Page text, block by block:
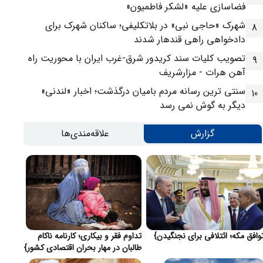
فضاسازی علیه «لشکر فاطمیون»
8 شهرک «حاجی نبی» در بلاتکلیفی؛ ساکنان شهرک برای
دادخواهی راهی قندهار شدند
9 تصویب کلیات سند کریدور شرق-غرب ایران با محوریت راه
آهن هرات - مزارشریف
10 سنتی ترین رسانه مردم بامیان درگذشت؛ اخبار «لندنی»
دیگر به گوش نمی رسد
گزارش
علاقه‌مندی‌ها
مکه؛ ائتلافی برای نجنگیدن}
تداوم فقر و بیکاری؛ کارنامه ناکام
طالبان در مهار بحران اقتصادی کشور}